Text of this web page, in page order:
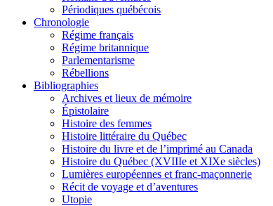
Périodiques québécois
Chronologie
Régime français
Régime britannique
Parlementarisme
Rébellions
Bibliographies
Archives et lieux de mémoire
Épistolaire
Histoire des femmes
Histoire littéraire du Québec
Histoire du livre et de l’imprimé au Canada
Histoire du Québec (XVIIIe et XIXe siècles)
Lumières européennes et franc-maçonnerie
Récit de voyage et d’aventures
Utopie